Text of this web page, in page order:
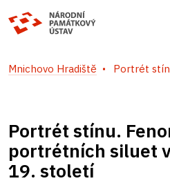
Mnichovo Hradiště Portrét
Portrét stínu.
portrétních siluet
19. století